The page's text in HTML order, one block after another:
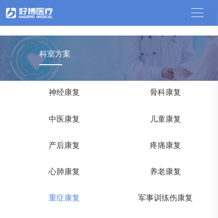
科室方案
神经康复 骨科康复
中医康复 儿童康复
产后康复 疼痛康复
心肺康复 养老康复
重症康复 军事训练伤康复